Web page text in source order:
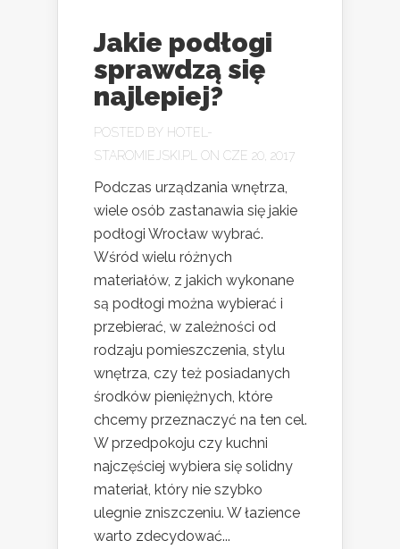
Jakie podłogi
sprawdzą się
najlepiej?
POSTED BY HOTEL-
STAROMIEJSKI.PL
ON CZE 20, 2017
Podczas urządzania wnętrza,
wiele osób zastanawia się jakie
podłogi Wrocław wybrać.
Wśród wielu różnych
materiałów, z jakich wykonane
są podłogi można wybierać i
przebierać, w zależności od
rodzaju pomieszczenia, stylu
wnętrza, czy też posiadanych
środków pieniężnych, które
chcemy przeznaczyć na ten cel.
W przedpokoju czy kuchni
najczęściej wybiera się solidny
materiał, który nie szybko
ulegnie zniszczeniu. W łazience
warto zdecydować...